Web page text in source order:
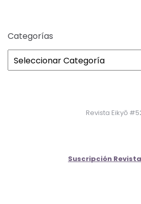
Categorías
Revista Eikyō
Suscripción